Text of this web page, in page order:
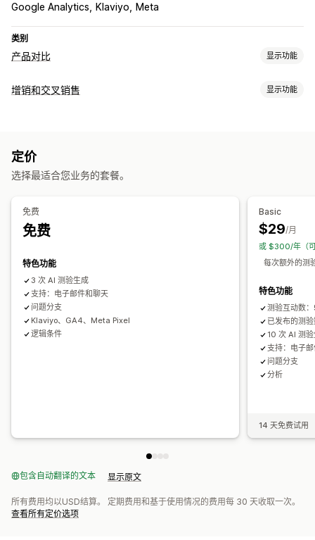
Google Analytics Klaviyo Meta
类别
产品对比 显示功能
对比工具
拖放式编辑器
自动适应移动设备
增销和交叉销售 显示功能
分析
A/B 测试
定价
选择最适合您业务的套餐。
免费
免费
特色功能
3 次 AI 测验生成
支持：电子邮件和聊天
问题分支
Klaviyo、GA4、Meta Pixel
逻辑条件
Basic
$29/月
或 $300/年（
每次额外的测
特色功能
测验互动数
已发布的测
10 次 AI 测
支持：电子
问题分支
分析
14 天免费试用
包含自动翻译的文本 显示原文
所有费用均以USD结算。 定期费用和基于使用情况的费用每 30 天收取一次。
查看所有定价选项